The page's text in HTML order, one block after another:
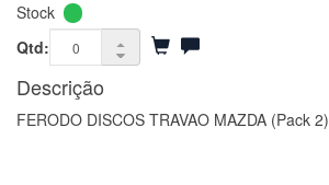
Stock
Qtd:
Descrição
FERODO DISCOS TRAVAO MAZDA (Pack 2)